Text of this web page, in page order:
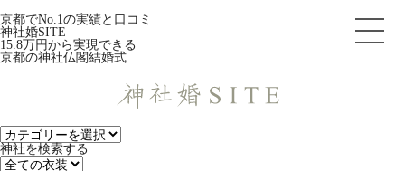
京都でNo.1の実績と口コミ
神社婚SITE
15.8万円から実現できる
京都の神社仏閣結婚式
神社を検索する